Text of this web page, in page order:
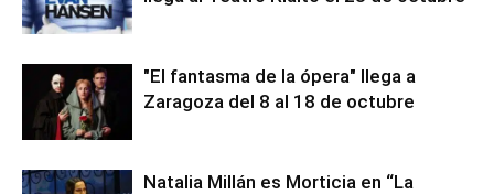
"El fantasma de la ópera" llega a
Zaragoza del 8 al 18 de octubre
Natalia Millán es Morticia en “La